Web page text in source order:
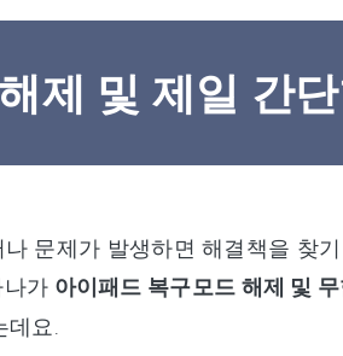
제 및 제일 간
문제가 발생하면 해결책을 찾
가 아이패드 복구모드 해제 및
요.